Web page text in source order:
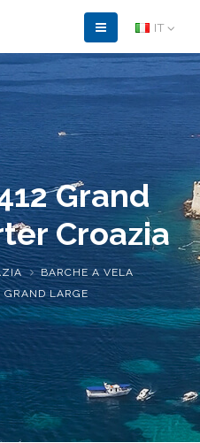
IT
Grand
Croazia
BARCHE A VELA
GRAND LARGE